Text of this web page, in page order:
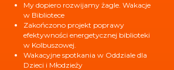
My dopiero rozwijamy żagle. Wakacje
w Bibliotece
Zakończono projekt poprawy
efektywności energetycznej biblioteki
w Kolbuszowej.
Wakacyjne spotkania w Oddziale dla
Dzieci i Młodzieży